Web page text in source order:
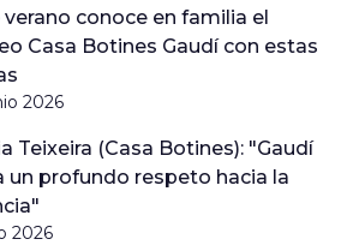
verano conoce en familia el
Casa Botines Gaudí con estas
2026
Teixeira (Casa Botines): "Gaudí
un profundo respeto hacia la
2026